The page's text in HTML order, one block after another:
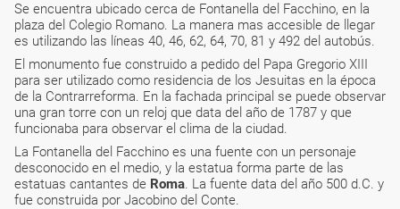
Se encuentra ubicado cerca de Fontanella del Facchino, en la
plaza del Colegio Romano. La manera mas accesible de llegar
es utilizando las líneas 40, 46, 62, 64, 70, 81 y 492 del autobús.
El monumento fue construido a pedido del Papa Gregorio XIII
para ser utilizado como residencia de los Jesuitas en la época
de la Contrarreforma. En la fachada principal se puede observar
una gran torre con un reloj que data del año de 1787 y que
funcionaba para observar el clima de la ciudad.
La Fontanella del Facchino es una fuente con un personaje
desconocido en el medio, y la estatua forma parte de las
estatuas cantantes de Roma. La fuente data del año 500 d.C. y
fue construida por Jacobino del Conte.